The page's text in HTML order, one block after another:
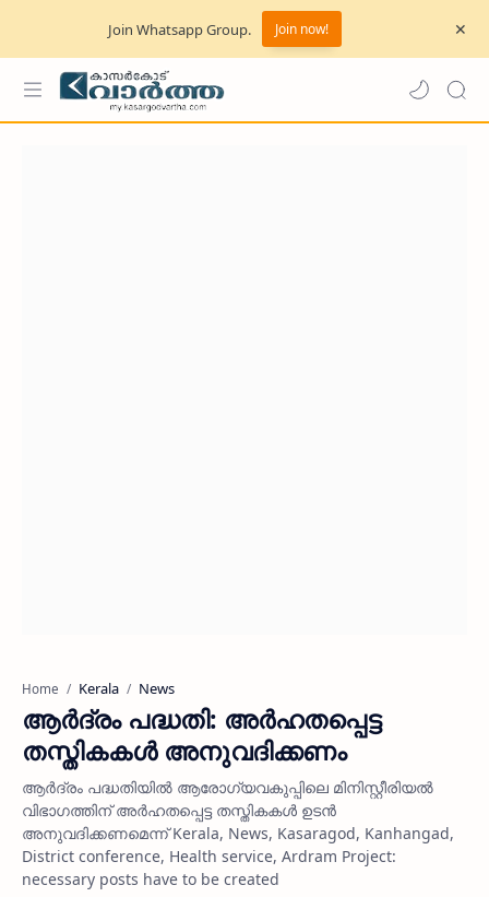
Join Whatsapp Group. Join now!
Home Kerala News
ആര്‍ദ്രം പദ്ധതി: അര്‍ഹതപ്പെട്ട
തസ്തികകള്‍ അനുവദിക്കണം
ആര്‍ദ്രം പദ്ധതിയില്‍ ആരോഗ്യവകുപ്പിലെ മിനിസ്റ്റീരിയല്‍
വിഭാഗത്തിന് അര്‍ഹതപ്പെട്ട തസ്തികകള്‍ ഉടന്‍
അനുവദിക്കണമെന്ന് Kerala, News, Kasaragod, Kanhangad,
District conference, Health service, Ardram Project:
necessary posts have to be created